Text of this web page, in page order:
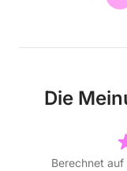
Die
Berechnet